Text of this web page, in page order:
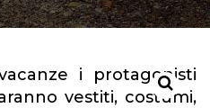
i protagonisti
vestiti, costumi,